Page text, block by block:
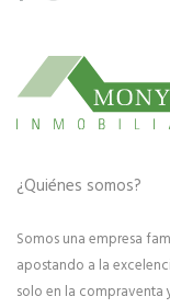
¿Quiénes somos?
Somos una empresa
apostando a la
solo en la compraventa